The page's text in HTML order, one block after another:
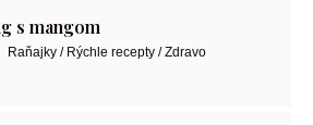
s mangom
Raňajky / Rýchle recepty / Zdravo